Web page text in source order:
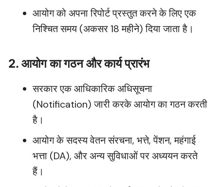
आयोग को अपना रिपोर्ट प्रस्तुत करने के लिए एक
निश्चित समय (अकसर 18 महीने) दिया जाता है।
2. आयोग का गठन और कार्य प्रारंभ
सरकार एक आधिकारिक अधिसूचना
(Notification) जारी करके आयोग का गठन करती
है।
आयोग के सदस्य वेतन संरचना, भत्ते, पेंशन, महंगाई
भत्ता (DA), और अन्य सुविधाओं पर अध्ययन करते
हैं।